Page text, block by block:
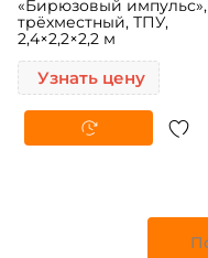
«Бирюзовый импульс»,
трёхместный, ТПУ,
2,4×2,2×2,2 м
Узнать цену